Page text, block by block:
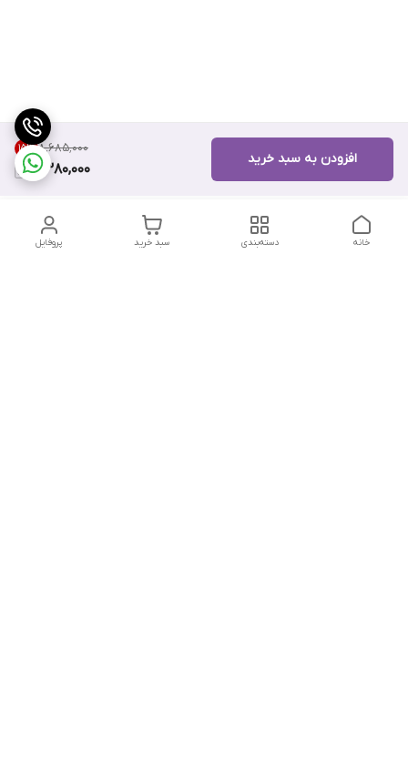
۸٬۶۸۵٬۰۰۰ 15%
7,380,000
افزودن به سبد خرید
پروفایل سبد خرید دسته‌بندی خانه